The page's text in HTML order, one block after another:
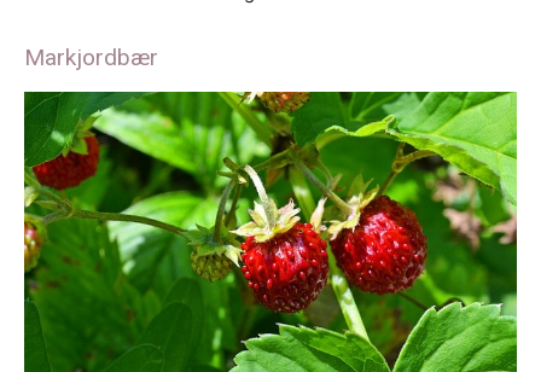
Markjordbær